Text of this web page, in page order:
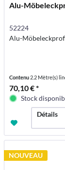
Alu-
52224
Alu-
Contenu 2.2 Mètre(s)
70,10 € *
Stock
Détails
NOUVEAU